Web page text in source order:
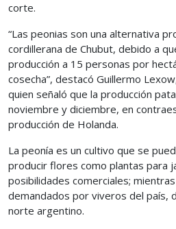
corte.
“Las peonias son una alternativa
cordillerana de Chubut, debido a
producción a 15 personas por
cosecha”, destacó Guillermo
quien señaló que la producción
noviembre y diciembre, en
producción de Holanda.
La peonía es un cultivo que se
producir flores como plantas para
posibilidades comerciales;
demandados por viveros del país,
norte argentino.